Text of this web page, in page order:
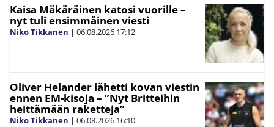
Kaisa Mäkäräinen katosi vuorille –
nyt tuli ensimmäinen viesti
Niko Tikkanen | 06.08.2026 17:12
Oliver Helander lähetti kovan viestin
ennen EM-kisoja – ”Nyt Britteihin
heittämään raketteja”
Niko Tikkanen | 06.08.2026 16:10